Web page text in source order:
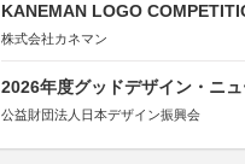
KANEMAN LOGO
株式会社カネマン
2026年度グッドデザイン・ニ
公益財団法人日本デザイン振興会